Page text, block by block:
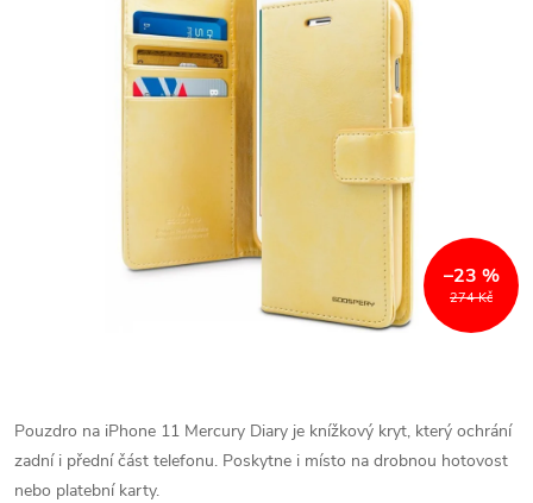
274 Kč
–23 %
Pouzdro na iPhone 11 Mercury Diary je knížkový kryt, který ochrání
zadní i přední část telefonu. Poskytne i místo na drobnou hotovost
nebo platební karty.